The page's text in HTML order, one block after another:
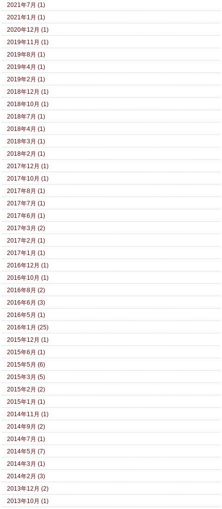
2021年7月 (1)
2021年1月 (1)
2020年12月 (1)
2019年11月 (1)
2019年8月 (1)
2019年4月 (1)
2019年2月 (1)
2018年12月 (1)
2018年10月 (1)
2018年7月 (1)
2018年4月 (1)
2018年3月 (1)
2018年2月 (1)
2017年12月 (1)
2017年10月 (1)
2017年8月 (1)
2017年7月 (1)
2017年6月 (1)
2017年3月 (2)
2017年2月 (1)
2017年1月 (1)
2016年12月 (1)
2016年10月 (1)
2016年8月 (2)
2016年6月 (3)
2016年5月 (1)
2016年1月 (25)
2015年12月 (1)
2015年6月 (1)
2015年5月 (6)
2015年3月 (5)
2015年2月 (2)
2015年1月 (1)
2014年11月 (1)
2014年9月 (2)
2014年7月 (1)
2014年5月 (7)
2014年3月 (1)
2014年2月 (3)
2013年12月 (2)
2013年10月 (1)